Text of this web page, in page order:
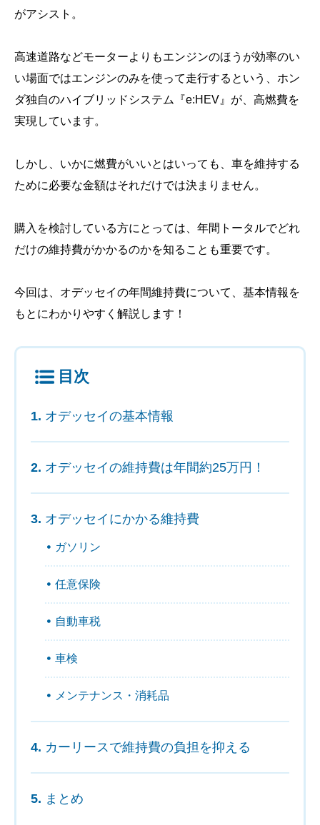
がアシスト。
高速道路などモーターよりもエンジンのほうが効率のい
い場面ではエンジンのみを使って走行するという、ホン
ダ独自のハイブリッドシステム『e:HEV』が、高燃費を
実現しています。
しかし、いかに燃費がいいとはいっても、車を維持する
ために必要な金額はそれだけでは決まりません。
購入を検討している方にとっては、年間トータルでどれ
だけの維持費がかかるのかを知ることも重要です。
今回は、オデッセイの年間維持費について、基本情報を
もとにわかりやすく解説します！
目次
オデッセイの基本情報
オデッセイの維持費は年間約25万円！
オデッセイにかかる維持費
ガソリン
任意保険
自動車税
車検
メンテナンス・消耗品
カーリースで維持費の負担を抑える
まとめ